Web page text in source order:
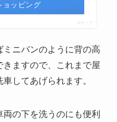
ョッピング
ポチップ
ニバンのように背の高
ますので、これまで屋
してあげられます。
の下を洗うのにも便利